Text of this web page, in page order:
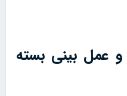
و عمل بینی بسته